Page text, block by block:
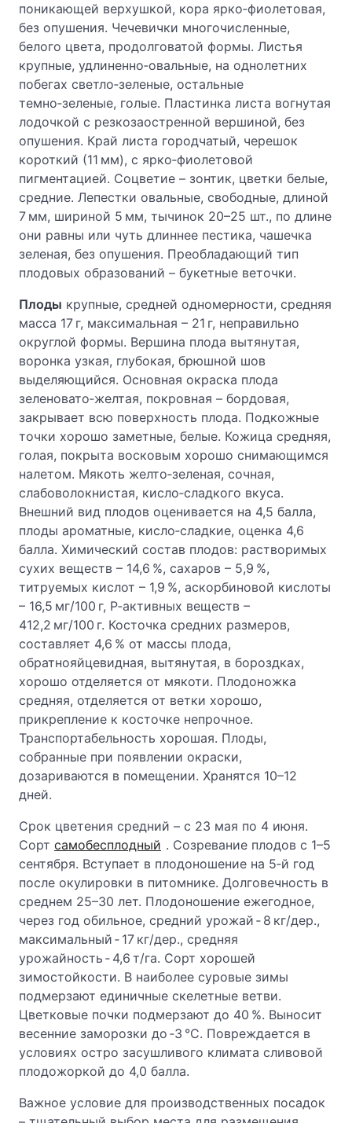
поникающей верхушкой, кора ярко‑фиолетовая,
без опушения. Чечевички многочисленные,
белого цвета, продолговатой формы. Листья
крупные, удлиненно‑овальные, на однолетних
побегах светло‑зеленые, остальные
темно‑зеленые, голые. Пластинка листа вогнутая
лодочкой с резкозаостренной вершиной, без
опушения. Край листа городчатый, черешок
короткий (11 мм), с ярко‑фиолетовой
пигментацией. Соцветие – зонтик, цветки белые,
средние. Лепестки овальные, свободные, длиной
7 мм, шириной 5 мм, тычинок 20–25 шт., по длине
они равны или чуть длиннее пестика, чашечка
зеленая, без опушения. Преобладающий тип
плодовых образований – букетные веточки.
Плоды крупные, средней одномерности, средняя
масса 17 г, максимальная – 21 г, неправильно
округлой формы. Вершина плода вытянутая,
воронка узкая, глубокая, брюшной шов
выделяющийся. Основная окраска плода
зеленовато‑желтая, покровная – бордовая,
закрывает всю поверхность плода. Подкожные
точки хорошо заметные, белые. Кожица средняя,
голая, покрыта восковым хорошо снимающимся
налетом. Мякоть желто‑зеленая, сочная,
слабоволокнистая, кисло‑сладкого вкуса.
Внешний вид плодов оценивается на 4,5 балла,
плоды ароматные, кисло‑сладкие, оценка 4,6
балла. Химический состав плодов: растворимых
сухих веществ – 14,6 %, сахаров – 5,9 %,
титруемых кислот – 1,9 %, аскорбиновой кислоты
– 16,5 мг/100 г, Р‑активных веществ –
412,2 мг/100 г. Косточка средних размеров,
составляет 4,6 % от массы плода,
обратнояйцевидная, вытянутая, в бороздках,
хорошо отделяется от мякоти. Плодоножка
средняя, отделяется от ветки хорошо,
прикрепление к косточке непрочное.
Транспортабельность хорошая. Плоды,
собранные при появлении окраски,
дозариваются в помещении. Хранятся 10–12
дней.
Срок цветения средний – с 23 мая по 4 июня.
Сорт самобесплодный . Созревание плодов с 1–5
сентября. Вступает в плодоношение на 5‑й год
после окулировки в питомнике. Долговечность в
среднем 25–30 лет. Плодоношение ежегодное,
через год обильное, средний урожай ‑ 8 кг/дер.,
максимальный ‑ 17 кг/дер., средняя
урожайность ‑ 4,6 т/га. Сорт хорошей
зимостойкости. В наиболее суровые зимы
подмерзают единичные скелетные ветви.
Цветковые почки подмерзают до 40 %. Выносит
весенние заморозки до ‑3 °C. Повреждается в
условиях остро засушливого климата сливовой
плодожоркой до 4,0 балла.
Важное условие для производственных посадок